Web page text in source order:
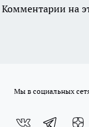
Комментарии на
Мы в социальных